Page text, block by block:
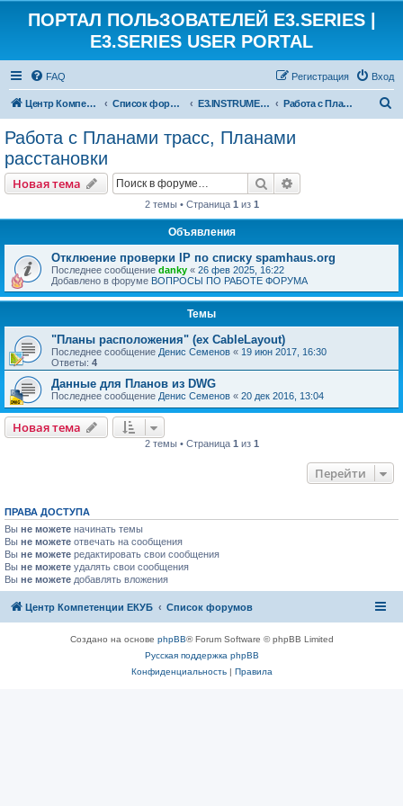
ПОРТАЛ ПОЛЬЗОВАТЕЛЕЙ E3.SERIES |
E3.SERIES USER PORTAL
FAQ Вход
Регистрация
Центр Компетенции ЕКУБ Список форумов E3.INSTRUMENTATION Работа с Планами трасс, Планами расстановки
Работа с Планами трасс, Планами
расстановки
Новая тема Поиск
2 темы • Страница 1 из 1
Объявления
Отклюение проверки IP по списку spamhaus.org
Последнее сообщение danky « 26 фев 2025, 16:22
Добавлено в форуме ВОПРОСЫ ПО РАБОТЕ ФОРУМА
Темы
"Планы расположения" (ex CableLayout)
Последнее сообщение Денис Семенов « 19 июн 2017, 16:30
Ответы: 4
Данные для Планов из DWG
Последнее сообщение Денис Семенов « 20 дек 2016, 13:04
Новая тема
2 темы • Страница 1 из 1
Перейти
ПРАВА ДОСТУПА
Вы не можете начинать темы
Вы не можете отвечать на сообщения
Вы не можете редактировать свои сообщения
Вы не можете удалять свои сообщения
Вы не можете добавлять вложения
Центр Компетенции ЕКУБ Список форумов
Создано на основе phpBB® Forum Software © phpBB Limited
Русская поддержка phpBB
Конфиденциальность| Правила